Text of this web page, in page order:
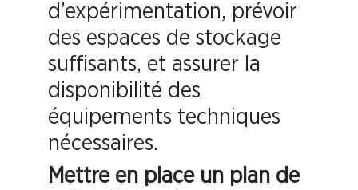
d’expérimentation, prévoir
des espaces de stockage
suffisants, et assurer la
disponibilité des
équipements techniques
nécessaires.
Mettre en place un plan de